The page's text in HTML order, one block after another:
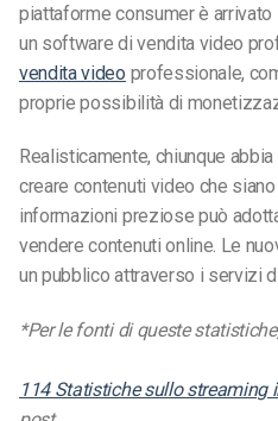
piattaforme consumer è
un software di vendita video
vendita video professionale,
proprie possibilità di
Realisticamente, chiunque
creare contenuti video che
informazioni preziose può
vendere contenuti online. Le
un pubblico attraverso i servizi
*Per le fonti di queste
114 Statistiche sullo streaming